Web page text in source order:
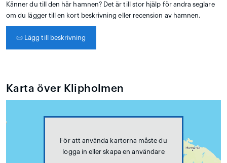
Känner du till den här hamnen? Det är till stor hjälp för andra seglare
om du lägger till en kort beskrivning eller recension av hamnen.
📜 Lägg till beskrivning
Karta över Klipholmen
För att använda kartorna måste du
logga in eller skapa en användare